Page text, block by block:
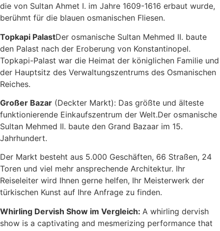
die von Sultan Ahmet I. im Jahre 1609-1616 erbaut wurde,
berühmt für die blauen osmanischen Fliesen.
Topkapi PalastDer osmanische Sultan Mehmed II. baute
den Palast nach der Eroberung von Konstantinopel.
Topkapi-Palast war die Heimat der königlichen Familie und
der Hauptsitz des Verwaltungszentrums des Osmanischen
Reiches.
Großer Bazar (Deckter Markt): Das größte und älteste
funktionierende Einkaufszentrum der Welt.Der osmanische
Sultan Mehmed II. baute den Grand Bazaar im 15.
Jahrhundert.
Der Markt besteht aus 5.000 Geschäften, 66 Straßen, 24
Toren und viel mehr ansprechende Architektur. Ihr
Reiseleiter wird Ihnen gerne helfen, Ihr Meisterwerk der
türkischen Kunst auf Ihre Anfrage zu finden.
Whirling Dervish Show im Vergleich: A whirling dervish
show is a captivating and mesmerizing performance that